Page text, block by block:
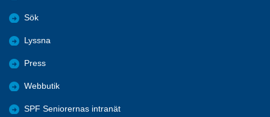
Sök
Lyssna
Press
Webbutik
SPF Seniorernas intranät